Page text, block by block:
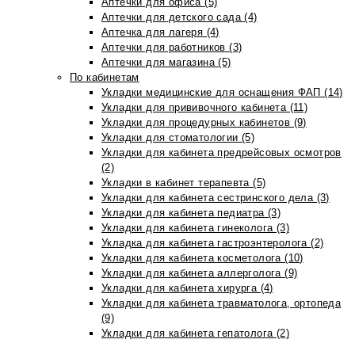
Аптечки для детского сада (4)
Аптечка для лагеря (4)
Аптечки для работников (3)
Аптечки для магазина (5)
По кабинетам
Укладки медицинские для оснащения ФАП (14)
Укладки для прививочного кабинета (11)
Укладки для процедурных кабинетов (9)
Укладки для стоматологии (5)
Укладки для кабинета предрейсовых осмотров
(2)
Укладки в кабинет терапевта (5)
Укладки для кабинета сестринского дела (3)
Укладки для кабинета педиатра (3)
Укладки для кабинета гинеколога (3)
Укладка для кабинета гастроэнтеролога (2)
Укладки для кабинета косметолога (10)
Укладки для кабинета аллерголога (9)
Укладки для кабинета хирурга (4)
Укладки для кабинета травматолога, ортопеда
(9)
Укладки для кабинета гепатолога (2)